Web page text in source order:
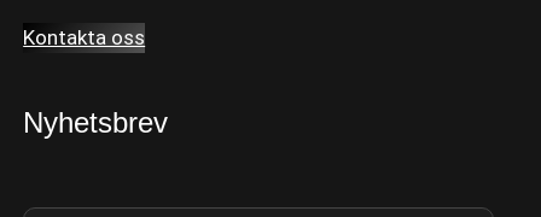
Kontakta oss
Nyhetsbrev